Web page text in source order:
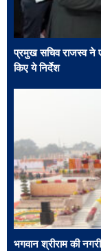
प्रमुख सचिव राजस्व ने
किए ये निर्देश
भगवान श्रीराम की